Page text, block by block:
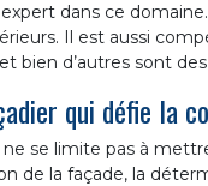
dans ce
Il est aussi
bien d’autres sont
qui défie la
ne se limite pas à
de la façade, la